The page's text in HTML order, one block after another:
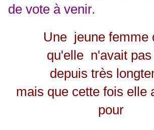
de vote à venir.
Une jeune femme
qu'elle n'avait pas
depuis très
mais que cette fois elle
pour